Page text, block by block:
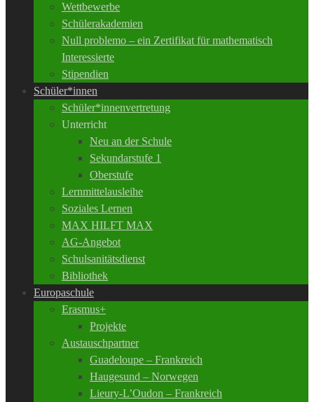
Wettbewerbe
Schülerakademien
Null problemo – ein Zertifikat für mathematisch
Interessierte
Stipendien
Schüler*innen
Schüler*innenvertretung
Unterricht
Neu an der Schule
Sekundarstufe 1
Oberstufe
Lernmittelausleihe
Soziales Lernen
MAX HILFT MAX
AG-Angebot
Schulsanitätsdienst
Bibliothek
Europaschule
Erasmus+
Projekte
Austauschpartner
Guadeloupe – Frankreich
Haugesund – Norwegen
Lieury-L’Oudon – Frankreich